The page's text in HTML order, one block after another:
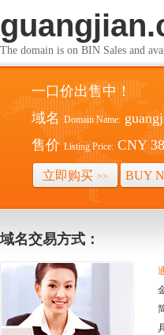
The domain is on BIN Sales and
一口价出售中！
域名 Domain Name:
售价 Listing Price: CNY
立即购买 >> BUY
域名交易方式：